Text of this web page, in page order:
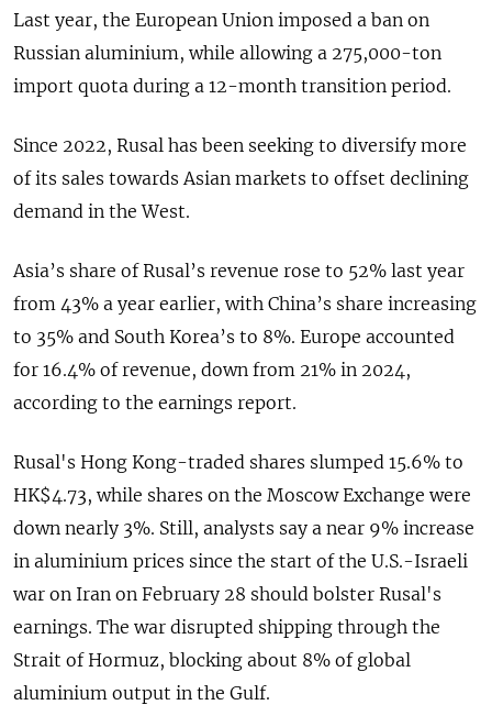
Last year, the ​European Union imposed a ban ​on
Russian aluminium, while allowing ‌a 275,000-ton
import quota during a 12-month transition period.
Since 2022, Rusal has been seeking to diversify ​more
of its sales towards Asian markets to offset declining
demand in the West.
Asia’s share of Rusal’s revenue rose to 52% last year
from 43% a year earlier, with China’s share increasing
to 35% and South Korea’s to 8%. Europe accounted
for 16.4% of revenue, down from 21% in 2024,
according to the earnings report.
Rusal's Hong Kong-traded shares slumped 15.6% to
HK$4.73, while shares on the Moscow Exchange were
down nearly 3%. Still, analysts ​say a near 9% increase
⁠in aluminium prices since the start of the U.S.-Israeli
war on Iran on February 28 should bolster Rusal's
earnings. The war disrupted shipping ‌through the
Strait of Hormuz, blocking about 8% of global
aluminium output in the Gulf.